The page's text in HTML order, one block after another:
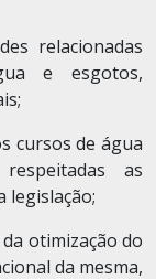
relacionadas
e esgotos,
cursos de água
as
legislação;
otimização do
da mesma,